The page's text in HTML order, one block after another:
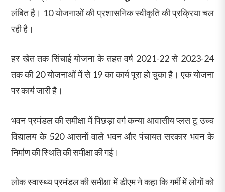
लंबित है। 10 योजनाओं की प्रशासनिक स्वीकृति की प्रक्रिया चल
रही है।
हर खेत तक सिंचाई योजना के तहत वर्ष 2021-22 से 2023-24
तक की 20 योजनाओं में से 19 का कार्य पूरा हो चुका है। एक योजना
पर कार्य जारी है।
भवन प्रमंडल की समीक्षा में पिछड़ा वर्ग कन्या आवासीय प्लस टू उच्च
विद्यालय के 520 आसनों वाले भवन और पंचायत सरकार भवन के
निर्माण की स्थिति की समीक्षा की गई।
लोक स्वास्थ्य प्रमंडल की समीक्षा में डीएम ने कहा कि गर्मी में लोगों को